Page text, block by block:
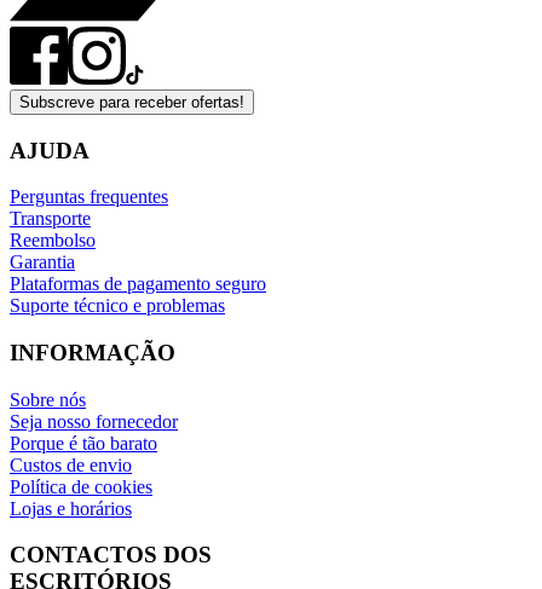
Subscreve para receber ofertas!
AJUDA
Perguntas frequentes
Transporte
Reembolso
Garantia
Plataformas de pagamento seguro
Suporte técnico e problemas
INFORMAÇÃO
Sobre nós
Seja nosso fornecedor
Porque é tão barato
Custos de envio
Política de cookies
Lojas e horários
CONTACTOS DOS
ESCRITÓRIOS